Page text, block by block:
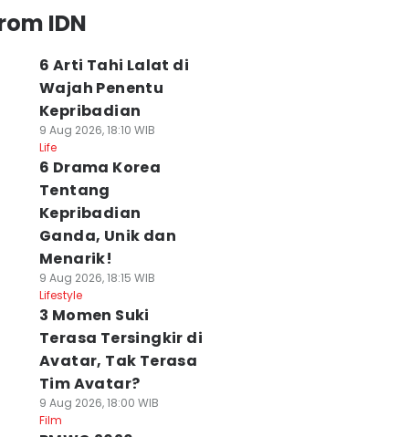
IDN
6 Arti Tahi Lalat di
Wajah Penentu
Kepribadian
9 Aug 2026, 18:10 WIB
Life
6 Drama Korea
Tentang
Kepribadian
Ganda, Unik dan
Menarik!
9 Aug 2026, 18:15 WIB
Lifestyle
3 Momen Suki
Terasa Tersingkir di
Avatar, Tak Terasa
Tim Avatar?
9 Aug 2026, 18:00 WIB
Film